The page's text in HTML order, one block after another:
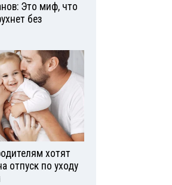
Это миф, что
без
хотят
отпуск по уходу